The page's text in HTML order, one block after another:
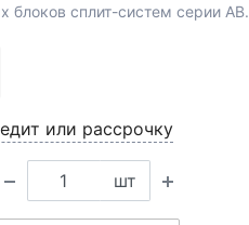
блоков сплит-систем серии АВ.
или рассрочку
шт